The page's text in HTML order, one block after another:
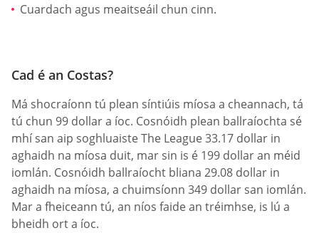
Cuardach agus meaitseáil chun cinn.
Cad é an Costas?
Má shocraíonn tú plean síntiúis míosa a cheannach, tá
tú chun 99 dollar a íoc. Cosnóidh plean ballraíochta sé
mhí san aip soghluaiste The League 33.17 dollar in
aghaidh na míosa duit, mar sin is é 199 dollar an méid
iomlán. Cosnóidh ballraíocht bliana 29.08 dollar in
aghaidh na míosa, a chuimsíonn 349 dollar san iomlán.
Mar a fheiceann tú, an níos faide an tréimhse, is lú a
bheidh ort a íoc.